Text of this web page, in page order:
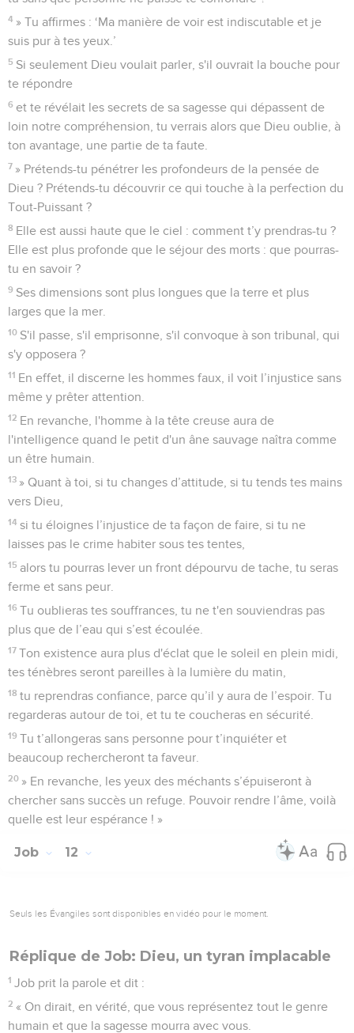
4 » Tu affirmes : ‘Ma manière de voir est indiscutable et je
suis pur à tes yeux.’
5 Si seulement Dieu voulait parler, s'il ouvrait la bouche pour
te répondre
6 et te révélait les secrets de sa sagesse qui dépassent de
loin notre compréhension, tu verrais alors que Dieu oublie, à
ton avantage, une partie de ta faute.
7 » Prétends-tu pénétrer les profondeurs de la pensée de
Dieu ? Prétends-tu découvrir ce qui touche à la perfection du
Tout-Puissant ?
8 Elle est aussi haute que le ciel : comment t’y prendras-tu ?
Elle est plus profonde que le séjour des morts : que pourras-
tu en savoir ?
9 Ses dimensions sont plus longues que la terre et plus
larges que la mer.
10 S'il passe, s'il emprisonne, s'il convoque à son tribunal, qui
s'y opposera ?
11 En effet, il discerne les hommes faux, il voit l’injustice sans
même y prêter attention.
12 En revanche, l'homme à la tête creuse aura de
l'intelligence quand le petit d'un âne sauvage naîtra comme
un être humain.
13 » Quant à toi, si tu changes d’attitude, si tu tends tes mains
vers Dieu,
14 si tu éloignes l’injustice de ta façon de faire, si tu ne
laisses pas le crime habiter sous tes tentes,
15 alors tu pourras lever un front dépourvu de tache, tu seras
ferme et sans peur.
16 Tu oublieras tes souffrances, tu ne t'en souviendras pas
plus que de l’eau qui s’est écoulée.
17 Ton existence aura plus d'éclat que le soleil en plein midi,
tes ténèbres seront pareilles à la lumière du matin,
18 tu reprendras confiance, parce qu’il y aura de l’espoir. Tu
regarderas autour de toi, et tu te coucheras en sécurité.
19 Tu t’allongeras sans personne pour t’inquiéter et
beaucoup rechercheront ta faveur.
20 » En revanche, les yeux des méchants s’épuiseront à
chercher sans succès un refuge. Pouvoir rendre l’âme, voilà
quelle est leur espérance ! »
Job 12
Seuls les Évangiles sont disponibles en vidéo pour le moment.
Réplique de Job: Dieu, un tyran implacable
1 Job prit la parole et dit :
2 « On dirait, en vérité, que vous représentez tout le genre
humain et que la sagesse mourra avec vous.